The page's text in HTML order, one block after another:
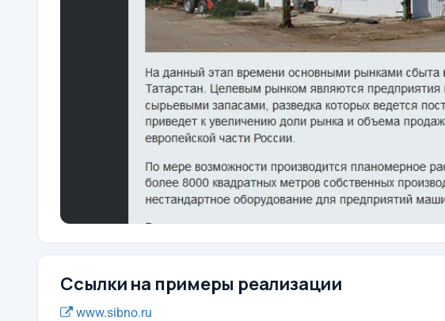
Ссылки на примеры реализации
www.sibno.ru